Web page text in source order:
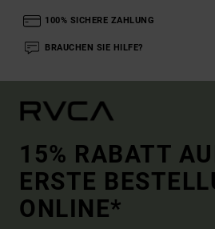
100% SICHERE ZAHLUNG
BRAUCHEN SIE HILFE?
15% RABATT
ERSTE
ONLINE*